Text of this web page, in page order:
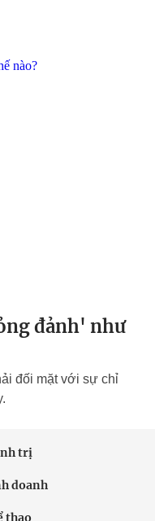
đảnh' như
đối mặt với sự chỉ
trị
doanh